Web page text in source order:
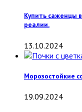
Купить саженцы
реалии.
13.10.2024
Морозостойкие
19.09.2024